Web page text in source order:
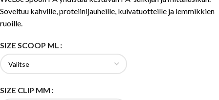
Soveltuu kahville, proteiinijauheille, kuivatuotteille ja lemmikkien
ruoille.
SIZE SCOOP ML
SIZE CLIP MM